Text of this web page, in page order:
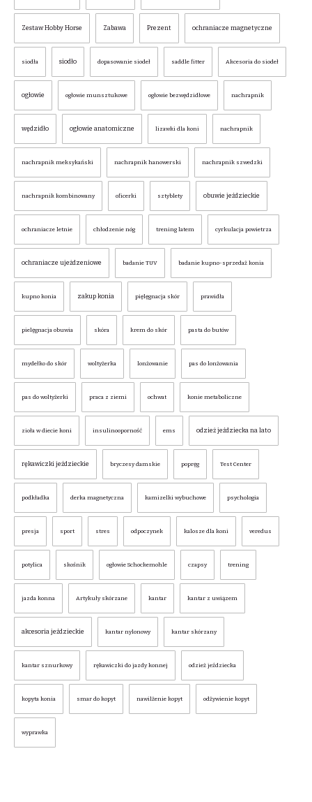
Zestaw Hobby Horse Zabawa Prezent ochraniacze magnetyczne
siodła siodło dopasowanie siodeł saddle fitter Akcesoria do siodeł
ogłowie ogłowie munsztukowe ogłowie bezwędzidłowe nachrapnik
wędzidło ogłowie anatomiczne lizawki dla koni nachrapnik
nachrapnik meksykański nachrapnik hanowerski nachrapnik szwedzki
nachrapnik kombinowany oficerki sztyblety obuwie jeździeckie
ochraniacze letnie chłodzenie nóg trening latem cyrkulacja powietrza
ochraniacze ujeżdzeniowe badanie TUV badanie kupno-sprzedaż konia
kupno konia zakup konia pięlęgnacja skór prawidła
pielęgnacja obuwia skóra krem do skór pasta do butów
mydełko do skór woltyżerka lonżowanie pas do lonżowania
pas do woltyżerki praca z ziemi ochwat konie metaboliczne
zioła w diecie koni insulinooporność ems odzież jeździecka na lato
rękawiczki jeździeckie bryczesy damskie popręg Test Center
podkładka derka magnetyczna kamizelki wybuchowe psychologia
presja sport stres odpoczynek kalosze dla koni veredus
potylica skośnik ogłowie Schockemohle czapsy trening
jazda konna Artykuły skórzane kantar kantar z uwiązem
akcesoria jeździeckie kantar nylonowy kantar skórzany
kantar sznurkowy rękawiczki do jazdy konnej odzież jeździecka
kopyta konia smar do kopyt nawilżenie kopyt odżywienie kopyt
wyprawka